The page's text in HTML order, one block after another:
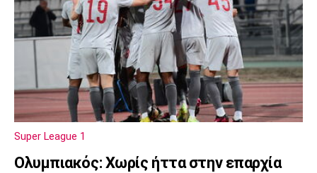
Super League 1
Ολυμπιακός: Χωρίς ήττα στην επαρχία